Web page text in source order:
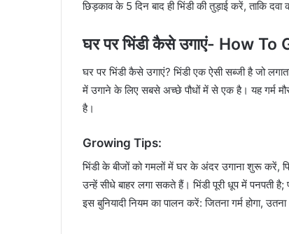
छिड़काव के 5 दिन बाद ही भिंडी की तुड़ाई करें, ताकि
घर पर भिंडी कैसे उगाएं- How
घर पर भिंडी कैसे उगाएं? भिंडी एक ऐसी सब्जी है जो
में उगाने के लिए सबसे अच्छे पौधों में से एक है। यह गर्म
है।
Growing Tips:
भिंडी के बीजों को गमलों में घर के अंदर उगाना शुरू करें,
उन्हें सीधे बाहर लगा सकते हैं। भिंडी पूरी धूप में पनपती
इस बुनियादी नियम का पालन करें: जितना गर्म होगा,